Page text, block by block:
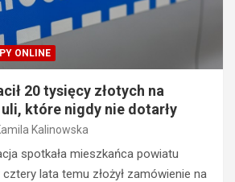
ONLINE
20 tysięcy złotych na
które nigdy nie dotarły
Kalinowska
spotkała mieszkańca powiatu
lata temu złożył zamówienie na